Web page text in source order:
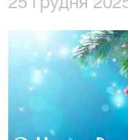
25 грудня